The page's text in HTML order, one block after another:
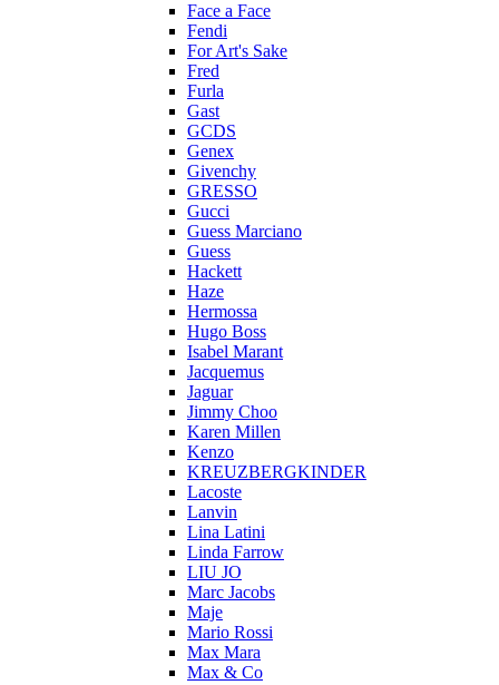
Face a Face
Fendi
For Art's Sake
Fred
Furla
Gast
GCDS
Genex
Givenchy
GRESSO
Gucci
Guess Marciano
Guess
Hackett
Haze
Hermossa
Hugo Boss
Isabel Marant
Jacquemus
Jaguar
Jimmy Choo
Karen Millen
Kenzo
KREUZBERGKINDER
Lacoste
Lanvin
Lina Latini
Linda Farrow
LIU JO
Marc Jacobs
Maje
Mario Rossi
Max Mara
Max & Co